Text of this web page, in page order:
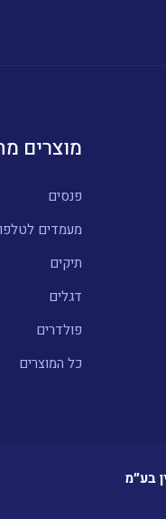
מוצרים
פנסים
מעמדים
תיקים
דגלים
פולדרים
כל המוצרים
בע״מ